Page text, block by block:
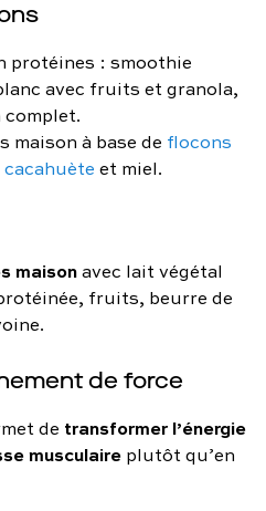
protéines : smoothie
avec fruits et granola,
complet.
maison à base de flocons
et miel.
maisonavec lait végétal
fruits, beurre de
de force
de transformer l’énergie
musculaire plutôt qu’en